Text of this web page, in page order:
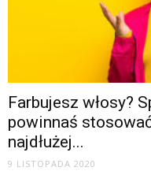
Farbujesz włosy?
powinnaś
najdłużej...
9 LISTOPADA 2020